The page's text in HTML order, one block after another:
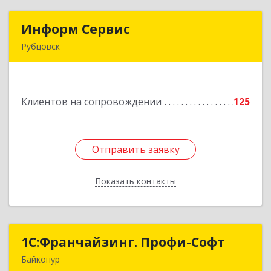
Информ Сервис
Рубцовск
Клиентов на сопровождении 125
Отправить заявку
Показать контакты
Подробнее
Отправить заявку
Назад
1С:Франчайзинг. Профи-Софт
Байконур
1С:Франчайзинг. Профи-Софт